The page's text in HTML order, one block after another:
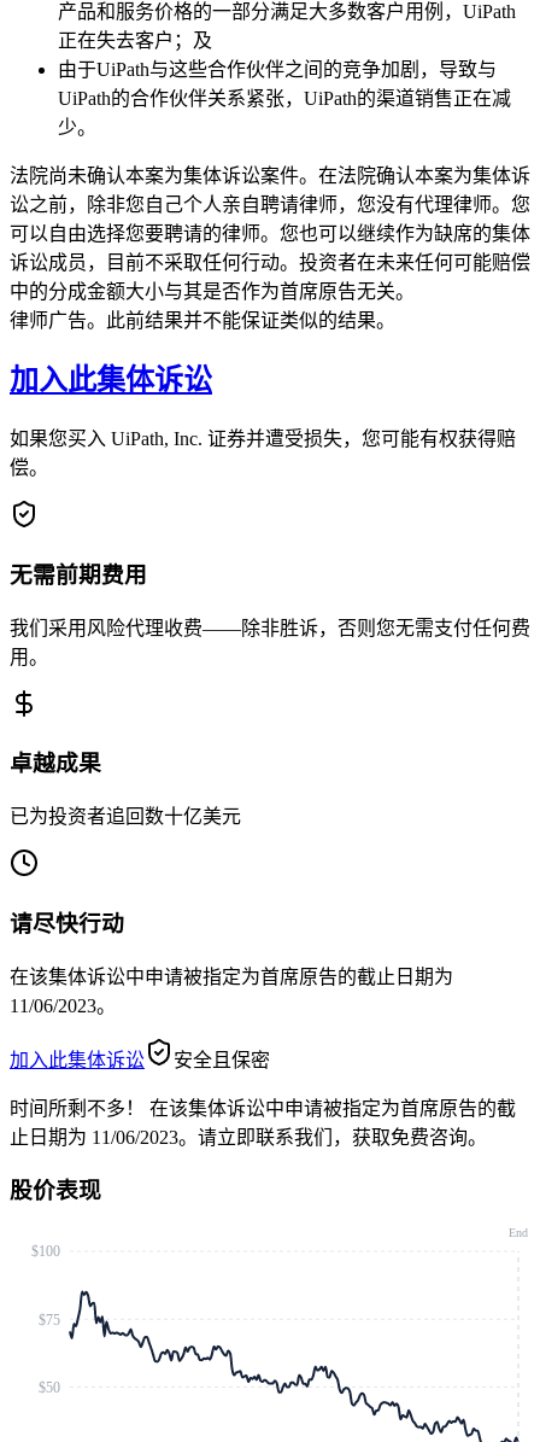
产品和服务价格的一部分满足大多数客户用例，UiPath
正在失去客户；及
由于UiPath与这些合作伙伴之间的竞争加剧，导致与
UiPath的合作伙伴关系紧张，UiPath的渠道销售正在减
少。
法院尚未确认本案为集体诉讼案件。在法院确认本案为集体诉
讼之前，除非您自己个人亲自聘请律师，您没有代理律师。您
可以自由选择您要聘请的律师。您也可以继续作为缺席的集体
诉讼成员，目前不采取任何行动。投资者在未来任何可能赔偿
中的分成金额大小与其是否作为首席原告无关。
律师广告。此前结果并不能保证类似的结果。
加入此集体诉讼
如果您买入 UiPath, Inc. 证券并遭受损失，您可能有权获得赔
偿。
无需前期费用
我们采用风险代理收费——除非胜诉，否则您无需支付任何费
用。
卓越成果
已为投资者追回数十亿美元
请尽快行动
在该集体诉讼中申请被指定为首席原告的截止日期为
11/06/2023。
加入此集体诉讼 安全且保密
时间所剩不多！
在该集体诉讼中申请被指定为首席原告的截
止日期为 11/06/2023。请立即联系我们，获取免费咨询。
股价表现
$50
$75
$100
End